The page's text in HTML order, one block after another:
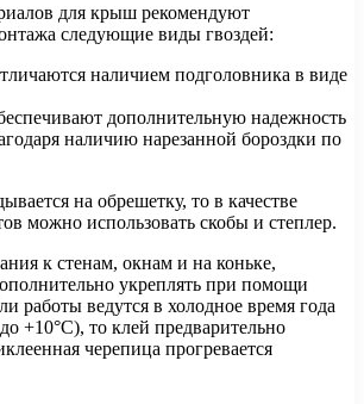
для крыш рекомендуют
следующие виды гвоздей:
наличием подголовника в виде
дополнительную надежность
наличию нарезанной бороздки по
на обрешетку, то в качестве
можно использовать скобы и степлер.
к стенам, окнам и на коньке,
укреплять при помощи
работы ведутся в холодное время года
+10°С), то клей предварительно
черепица прогревается